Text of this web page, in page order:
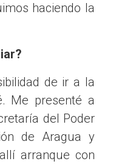
haciendo la
de ir a la
Me presenté a
del Poder
de Aragua y
arranque con